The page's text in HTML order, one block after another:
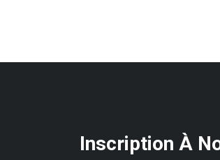
Inscription À